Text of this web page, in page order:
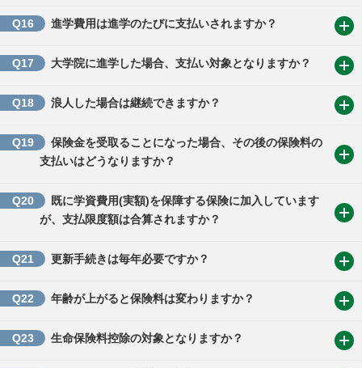
Q16 進学費用は進学のたびに支払いされますか？
Q17 大学院に進学した場合、支払い対象となりますか？
Q18 浪人した場合は継続できますか？
Q19
保険金を受取ることになった場合、その後の保険料の
支払いはどうなりますか？
Q20
既に学資費用(実額)を保障する保険に加入しています
が、支払限度額は合算されますか？
Q21 更新手続きは毎年必要ですか？
Q22 年齢が上がると保険料は変わりますか？
Q23 生命保険料控除の対象となりますか？